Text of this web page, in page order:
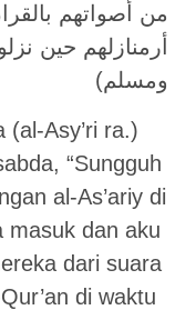
من أصواتهم
أرمنازلهم حين
ومسلم)
(al-Asy’ri ra.)
“Sungguh
al-As’ariy di
masuk dan aku
dari suara
di waktu